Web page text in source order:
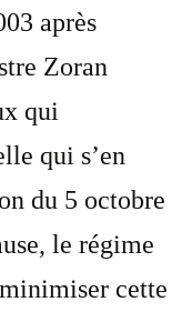
après
Zoran
qui
qui s’en
du 5 octobre
le régime
cette